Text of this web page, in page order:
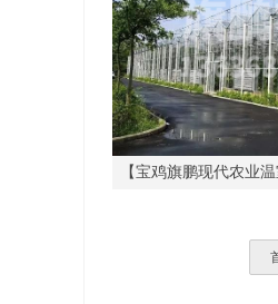
【宝鸡旗鹏现代农业